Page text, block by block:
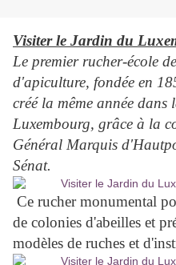
Visiter le Jardin du
Le premier rucher-école
d'apiculture, fondée en
créé la même année
Luxembourg, grâce à la
Général Marquis
Sénat.
Ce rucher monumental
de colonies d'abeilles et
modèles de ruches et